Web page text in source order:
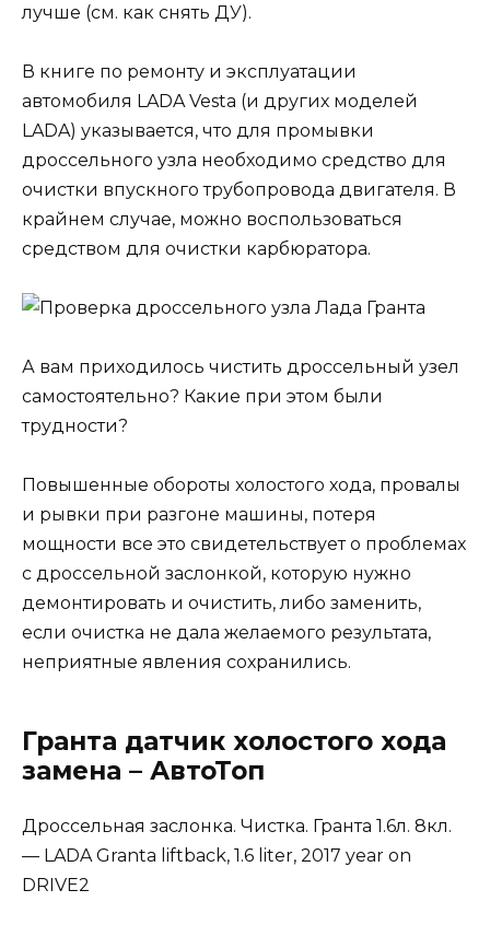
лучше (см. как снять ДУ).
В книге по ремонту и эксплуатации
автомобиля LADA Vesta (и других моделей
LADA) указывается, что для промывки
дроссельного узла необходимо средство для
очистки впускного трубопровода двигателя. В
крайнем случае, можно воспользоваться
средством для очистки карбюратора.
А вам приходилось чистить дроссельный узел
самостоятельно? Какие при этом были
трудности?
Повышенные обороты холостого хода, провалы
и рывки при разгоне машины, потеря
мощности все это свидетельствует о проблемах
с дроссельной заслонкой, которую нужно
демонтировать и очистить, либо заменить,
если очистка не дала желаемого результата,
неприятные явления сохранились.
Гранта датчик холостого хода
замена – АвтоТоп
Дроссельная заслонка. Чистка. Гранта 1.6л. 8кл.
— LADA Granta liftback, 1.6 liter, 2017 year on
DRIVE2